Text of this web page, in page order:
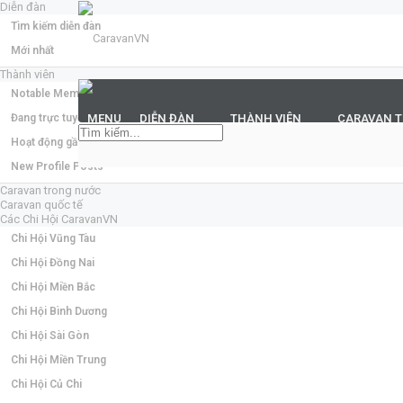
Diễn đàn
Tìm kiếm diễn đàn
Mới nhất
Thành viên
Notable Members
Đang trực tuyến
Hoạt động gần đây
New Profile Posts
Caravan trong nước
Caravan quốc tế
Các Chi Hội CaravanVN
Chi Hội Vũng Tàu
Chi Hội Đồng Nai
Chi Hội Miền Bắc
Chi Hội Bình Dương
Chi Hội Sài Gòn
Chi Hội Miền Trung
Chi Hội Củ Chi
MENU DIỄN ĐÀN THÀNH VIÊN CARAVAN